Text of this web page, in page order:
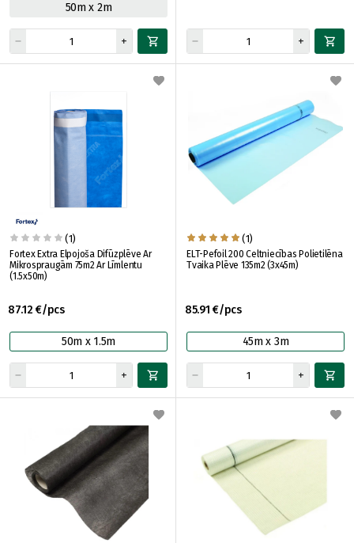
50m x 2m
(1)
Fortex Extra Elpojoša Difūzplēve Ar
Mikrospraugām 75m2 Ar Līmlentu
(1.5x50m)
87.12 €/pcs
50m x 1.5m
(1)
ELT-Pefoil 200 Celtniecības Polietilēna
Tvaika Plēve 135m2 (3x45m)
85.91 €/pcs
45m x 3m